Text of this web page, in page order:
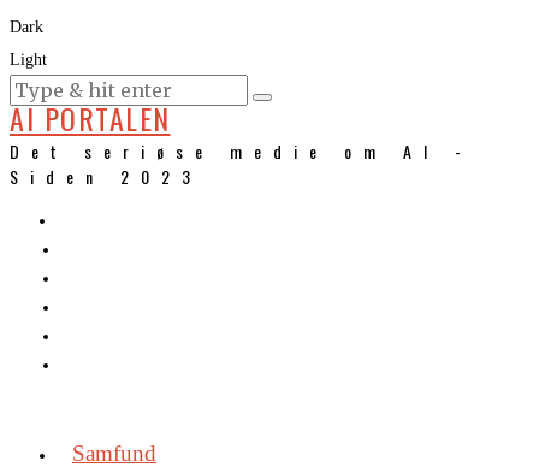
Dark
Light
KURSER
AI PORTALEN
Det seriøse medie om AI -
Siden 2023
Samfund